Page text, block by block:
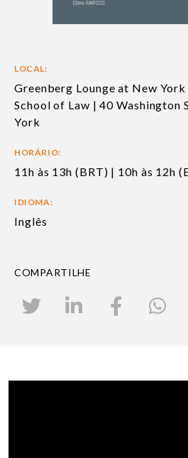
LOCAL:
Greenberg Lounge at New
School of Law | 40 Washington
York
HORÁRIO:
11h às 13h (BRT) | 10h às 12h
IDIOMA:
Inglês
COMPARTILHE